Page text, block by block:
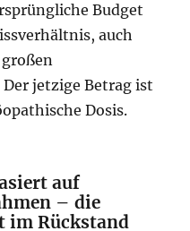
Budget
auch
jetzige Betrag ist
Dosis.
auf
– die
im Rückstand